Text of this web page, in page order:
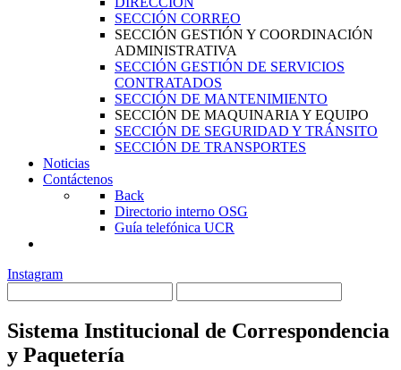
SECCIÓN CORREO
SECCIÓN GESTIÓN Y COORDINACIÓN
ADMINISTRATIVA
SECCIÓN GESTIÓN DE SERVICIOS
CONTRATADOS
SECCIÓN DE MANTENIMIENTO
SECCIÓN DE MAQUINARIA Y EQUIPO
SECCIÓN DE SEGURIDAD Y TRÁNSITO
SECCIÓN DE TRANSPORTES
Noticias
Contáctenos
Back
Directorio interno OSG
Guía telefónica UCR
Instagram
Sistema Institucional de Correspondencia
y Paquetería